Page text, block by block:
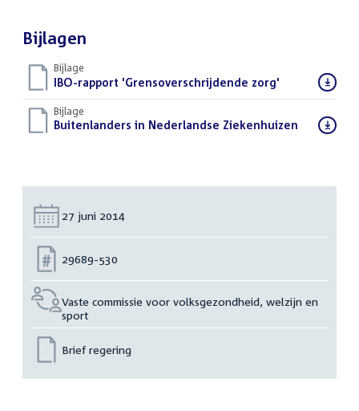
Bijlagen
Bijlage
Download
bestand:
IBO-rapport 'Grensoverschrijdende zorg'
Bijlage
Download
Buitenlanders in Nederlandse Ziekenhuizen (PDF)
Datum:
27 juni 2014
Nummer:
29689-530
Vaste commissie voor volksgezondheid, welzijn en
sport
Brief regering